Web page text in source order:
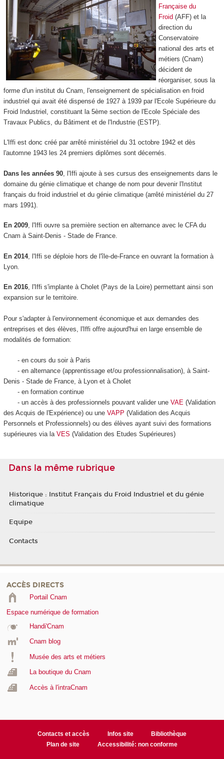
Française du
Froid (AFF) et la
direction du
Conservatoire
national des arts et
métiers (Cnam)
décident de
réorganiser, sous la
forme d'un institut du Cnam, l'enseignement de spécialisation en froid
industriel qui avait été dispensé de 1927 à 1939 par l'Ecole Supérieure du
Froid Industriel, constituant la 5ème section de l'Ecole Spéciale des
Travaux Publics, du Bâtiment et de l'Industrie (ESTP).
L'Iffi est donc créé par arrêté ministériel du 31 octobre 1942 et dès
l'automne 1943 les 24 premiers diplômes sont décernés.
Dans les années 90, l'Iffi ajoute à ses cursus des enseignements dans le
domaine du génie climatique et change de nom pour devenir l'Institut
français du froid industriel et du génie climatique (arrêté ministériel du 27
mars 1991).
En 2009, l'Iffi ouvre sa première section en alternance avec le CFA du
Cnam à Saint-Denis - Stade de France.
En 2014, l'Iffi se déploie hors de l'île-de-France en ouvrant la formation à
Lyon.
En 2016, l'Iffi s'implante à Cholet (Pays de la Loire) permettant ainsi son
expansion sur le territoire.
Pour s'adapter à l'environnement économique et aux demandes des
entreprises et des élèves, l'Iffi offre aujourd'hui en large ensemble de
modalités de formation:
- en cours du soir à Paris
- en alternance (apprentissage et/ou professionnalisation), à Saint-
Denis - Stade de France, à Lyon et à Cholet
- en formation continue
- un accès à des professionnels pouvant valider une VAE (Validation
des Acquis de l'Expérience) ou une VAPP (Validation des Acquis
Personnels et Professionnels) ou des élèves ayant suivi des formations
supérieures via la VES (Validation des Etudes Supérieures)
Dans la même rubrique
Historique : Institut Français du Froid Industriel et du génie
climatique
Equipe
Contacts
ACCÈS DIRECTS
Portail Cnam
Espace numérique de formation
Handi'Cnam
Cnam blog
Musée des arts et métiers
La boutique du Cnam
Accès à l'intraCnam
Contacts et accès Infos site
Bibliothèque
Plan de site
Accessibilité: non conforme